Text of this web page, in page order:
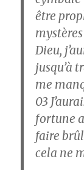
être
Dieu,
jusqu’à
me
03
fortune
faire
cela ne